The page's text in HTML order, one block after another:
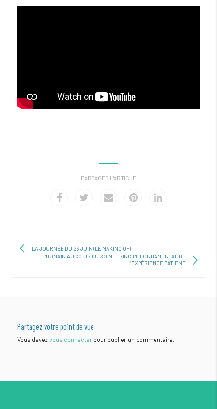
PARTAGER L'ARTICLE
LA JOURNÉE DU 23 JUIN (LE MAKING OF)
L’HUMAIN AU CŒUR DU SOIN : PRINCIPE FONDAMENTAL DE
L’EXPÉRIENCE PATIENT
Partagez votre point de vue
Vous devez vous connecterpour publier un commentaire.